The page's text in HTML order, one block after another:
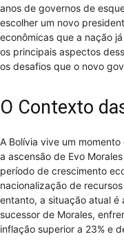
anos de governos de
escolher um novo
econômicas que a nação
os principais aspectos
os desafios que o novo
O Contexto
A Bolívia vive um
a ascensão de Evo
período de crescimento
nacionalização de
entanto, a situação atual é
sucessor de Morales,
inflação superior a 23% e